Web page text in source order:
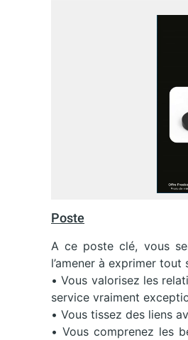
Poste
A ce poste clé, vous
l’amener à exprimer tout
• Vous valorisez les
service vraiment
• Vous tissez des liens
• Vous comprenez les